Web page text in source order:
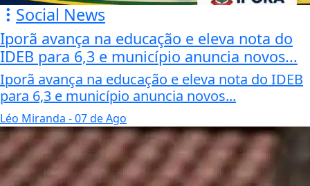
Social News
Iporã avança na educação e eleva nota do
IDEB para 6,3 e município anuncia novos...
Iporã avança na educação e eleva nota do IDEB
para 6,3 e município anuncia novos...
Léo Miranda- 07 de Ago